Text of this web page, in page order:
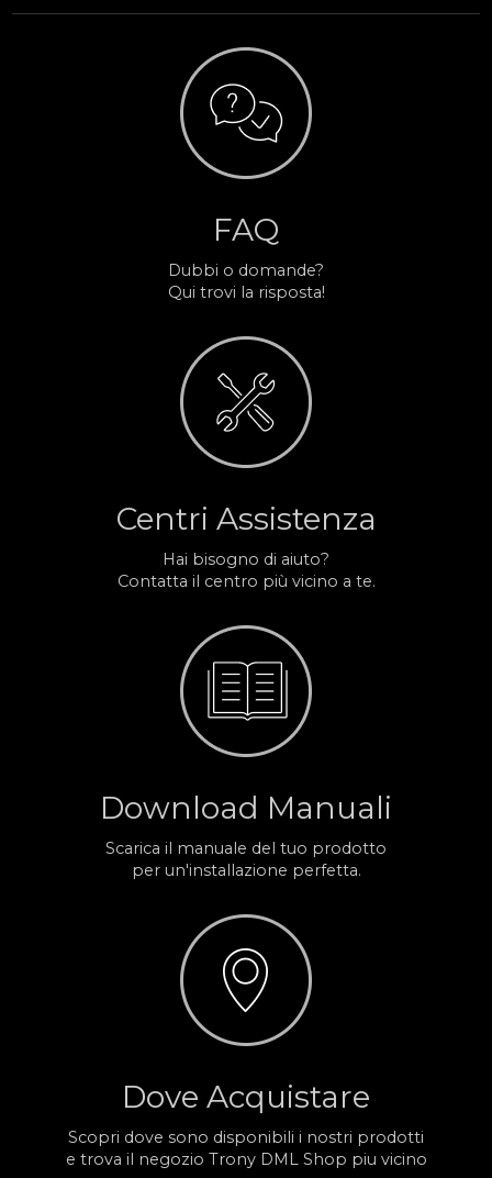
FAQ
Dubbi o domande?
Qui trovi la risposta!
Centri Assistenza
Hai bisogno di aiuto?
Contatta il centro più vicino a te.
Download Manuali
Scarica il manuale del tuo prodotto
per un'installazione perfetta.
Dove Acquistare
Scopri dove sono disponibili i nostri prodotti
e trova il negozio Trony DML Shop piu vicino